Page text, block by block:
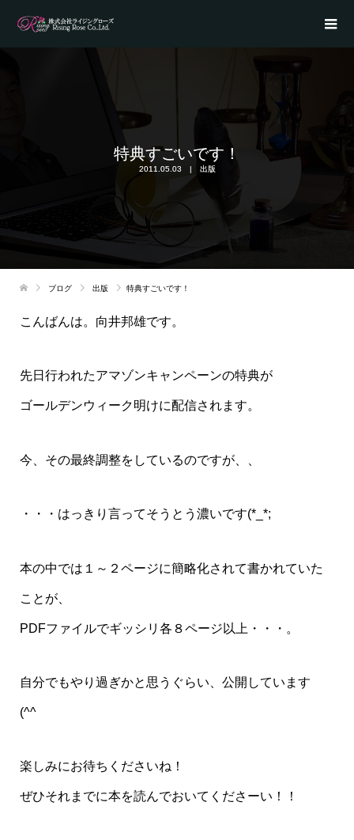
特典すごいです！
2011.05.03 出版
ブログ 出版 特典すごいです！
こんばんは。向井邦雄です。
先日行われたアマゾンキャンペーンの特典が
ゴールデンウィーク明けに配信されます。
今、その最終調整をしているのですが、、
・・・はっきり言ってそうとう濃いです(*_*;
本の中では１～２ページに簡略化されて書かれていた
ことが、
PDFファイルでギッシリ各８ページ以上・・・。
自分でもやり過ぎかと思うぐらい、公開しています
(^^ゞ
楽しみにお待ちくださいね！
ぜひそれまでに本を読んでおいてくださーい！！